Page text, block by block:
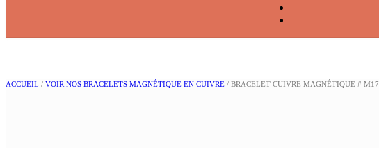
ACCUEIL / VOIR NOS BRACELETS MAGNÉTIQUE EN CUIVRE / BRACELET CUIVRE MAGNÉTIQUE # M17